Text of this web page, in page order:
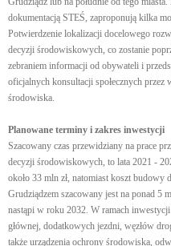
dokumentacją STEŚ, zaproponują kilka
Potwierdzenie lokalizacji docelowego
decyzji środowiskowych, co zostanie
zebraniem informacji od obywateli i
oficjalnych konsultacji społecznych
środowiska.
Planowane terminy i zakres inwestycji
Szacowany czas przewidziany na prace
decyzji środowiskowych, to lata 2021 -
około 33 mln zł, natomiast koszt
Grudziądzem szacowany jest na ponad 5
nastąpi w roku 2032. W ramach
głównej, dodatkowych jezdni, węzłów
także urządzenia ochrony środowiska,